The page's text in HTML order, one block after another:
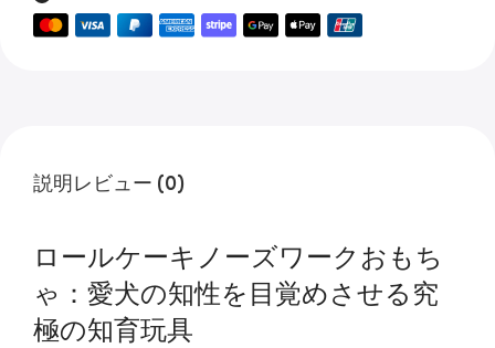
説明レビュー (0)
ロールケーキノーズワークおもち
ゃ：愛犬の知性を目覚めさせる究
極の知育玩具